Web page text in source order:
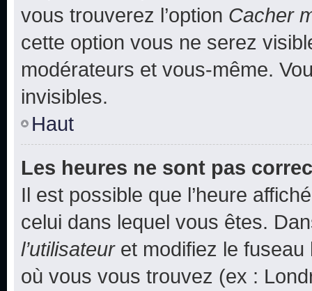
vous trouverez l’option Cacher
cette option vous ne serez
modérateurs et vous-même.
invisibles.
Haut
Les heures ne sont pas
Il est possible que l’heure
celui dans lequel vous êtes.
l’utilisateuret modifiez le fuseau
où vous vous trouvez (ex :